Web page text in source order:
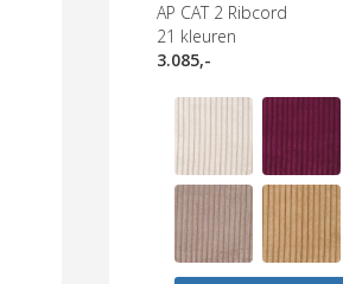
AP CAT 2 Ribcord
21 kleuren
3.085,-